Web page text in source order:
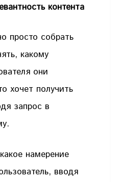
контента
просто собрать
какому
они
хочет получить
запрос в
намерение
вводя